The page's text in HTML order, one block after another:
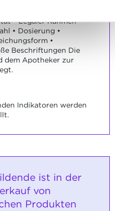
• Legaler Rahmen •
• Dosierung •
•
Beschriftungen Die
dem Apotheker zur
Indikatoren werden
ist in der
von
Produkten